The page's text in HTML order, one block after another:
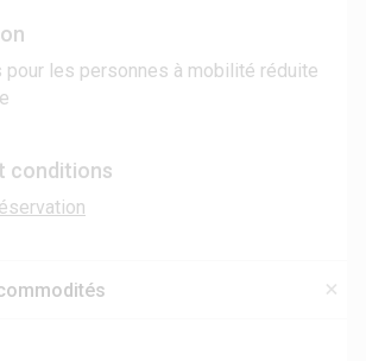
pour les personnes à mobilité réduite
conditions